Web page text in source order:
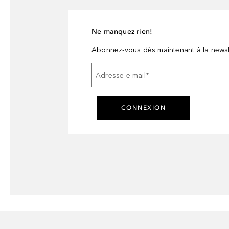
Ne manquez rien!
Abonnez-vous dès maintenant à la
Adresse e-mail *
CONNEXION